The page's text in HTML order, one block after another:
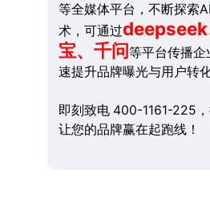
等全媒体平台，不断探索
术，可通过deepseek
宝、千问等平台传播
速提升品牌曝光与用户转化
即刻致电 400-1161-225，
让您的品牌赢在起跑线！